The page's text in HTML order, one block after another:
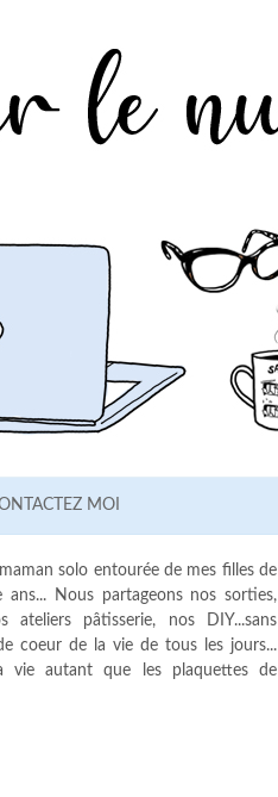
MOI
solo entourée de mes filles de
Nous partageons nos sorties,
ateliers pâtisserie, nos DIY...sans
coeur de la vie de tous les jours...
vie autant que les plaquettes de